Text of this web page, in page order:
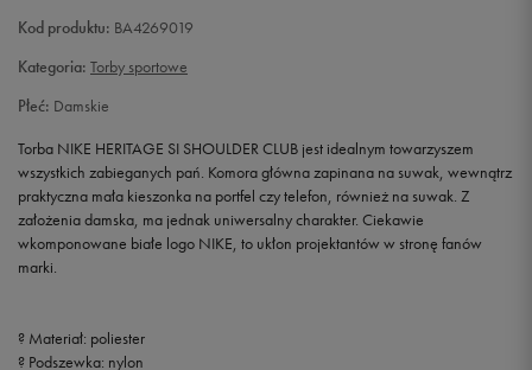
Kod produktu: BA4269019
Kategoria: Torby sportowe
Płeć: Damskie
Torba NIKE HERITAGE SI SHOULDER CLUB jest idealnym towarzyszem
wszystkich zabieganych pań. Komora główna zapinana na suwak, wewnątrz
praktyczna mała kieszonka na portfel czy telefon, również na suwak. Z
założenia damska, ma jednak uniwersalny charakter. Ciekawie
wkomponowane białe logo NIKE, to ukłon projektantów w stronę fanów
marki.
? Materiał: poliester
? Podszewka: nylon